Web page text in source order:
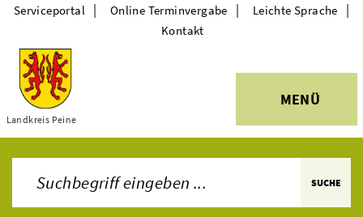
Themen
Landkreis Peine
MENÜ
Serviceportal | Online Terminvergabe | Leichte Sprache |
Kontakt
SUCHE